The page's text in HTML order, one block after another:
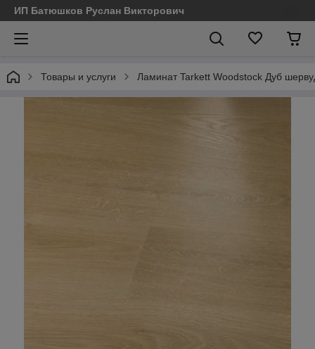
ИП Батюшков Руслан Викторович
Товары и услуги Ламинат Tarkett Woodstock Дуб